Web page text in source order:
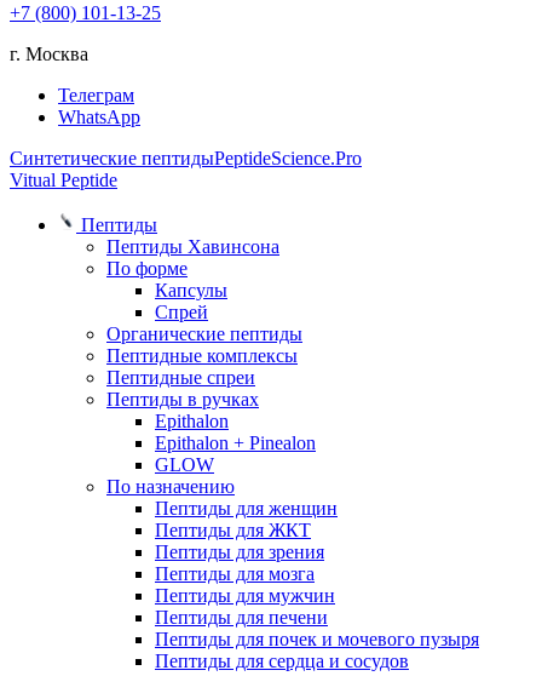
+7 (800) 101-13-25
г. Москва
Телеграм
WhatsApp
Синтетические пептидыPeptideScience.Pro
Vitual Peptide
Пептиды
Пептиды Хавинсона
По форме
Капсулы
Спрей
Органические пептиды
Пептидные комплексы
Пептидные спреи
Пептиды в ручках
Epithalon
Epithalon + Pinealon
GLOW
По назначению
Пептиды для женщин
Пептиды для ЖКТ
Пептиды для зрения
Пептиды для мозга
Пептиды для мужчин
Пептиды для печени
Пептиды для почек и мочевого пузыря
Пептиды для сердца и сосудов